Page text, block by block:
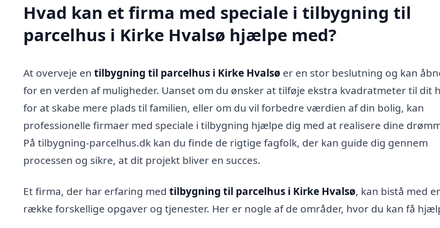
Hvad kan et firma med speciale i tilbygning til
parcelhus i Kirke Hvalsø hjælpe med?
At overveje en tilbygning til parcelhus i Kirke Hvalsø er en stor beslutning og kan
for en verden af muligheder. Uanset om du ønsker at tilføje ekstra kvadratmeter til dit
for at skabe mere plads til familien, eller om du vil forbedre værdien af din bolig, kan
professionelle firmaer med speciale i tilbygning hjælpe dig med at realisere dine
På tilbygning-parcelhus.dk kan du finde de rigtige fagfolk, der kan guide dig gennem
processen og sikre, at dit projekt bliver en succes.
Et firma, der har erfaring med tilbygning til parcelhus i Kirke Hvalsø, kan bistå med
række forskellige opgaver og tjenester. Her er nogle af de områder, hvor du kan få